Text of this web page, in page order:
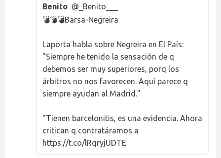
Benito @_Benito___
💣💣💣Barsa-Negreira
Laporta habla sobre Negreira en El País:
"Siempre he tenido la sensación de q
debemos ser muy superiores, porq los
árbitros no nos favorecen. Aquí parece q
siempre ayudan al Madrid."
"Tienen barcelonitis, es una evidencia. Ahora
critican q contratáramos a
https://t.co/lRqryjUDTE